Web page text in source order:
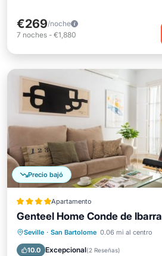
€269/noche
7 noches - €1,880
Precio bajó
Apartamento
Genteel Home Conde de Ibarra
Seville · San Bartolome 0.06 mi al centro
10.0 Excepcional(2 Reseñas)
Piscina Balcón/Terraza
Aire acondicionado